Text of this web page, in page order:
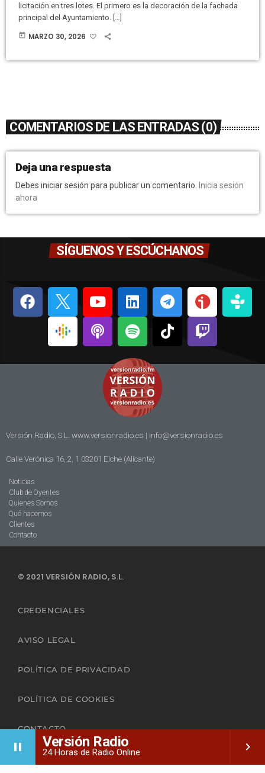
pause Versión Radio
24 Horas de Radio Online keyboard_arrow_right
licitación en tres lotes. El primero es la decoración de la fachada
principal del Ayuntamiento. […]
today MARZO 30, 2026
COMENTARIOS DE LAS ENTRADAS (0)
Deja una respuesta
Debes iniciar sesión para publicar un comentario.
Inicia sesión
ahora
SÍGUENOS Y ESCÚCHANOS
Versión Radio, S.L. www.versionradio.es | info@versionradio.es
Calle Verónica 16, 2, 1 03201 Elche (Alicante)
Noticias
Club de Oyentes
Quienes Somos
Qué hacemos
Clientes
Contacto
© 2021 VERSIÓN RADIO, S.L.
CREDENCIALES
AVISO LEGAL
POLÍTICA DE PRIVACIDAD
POLÍTICA DE COOKIES
CONTACTO